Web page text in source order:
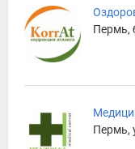
Пермь,
Пермь,